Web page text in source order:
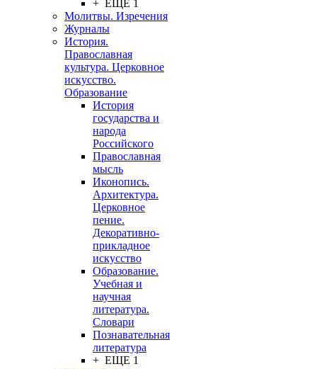
+ ЕЩЕ 1
Молитвы. Изречения
Журналы
История.
Православная
культура. Церковное
искусство.
Образование
История
государства и
народа
Российского
Православная
мысль
Иконопись.
Архитектура.
Церковное
пение.
Декоративно-
прикладное
искусство
Образование.
Учебная и
научная
литература.
Словари
Познавательная
литература
+ ЕЩЕ 1